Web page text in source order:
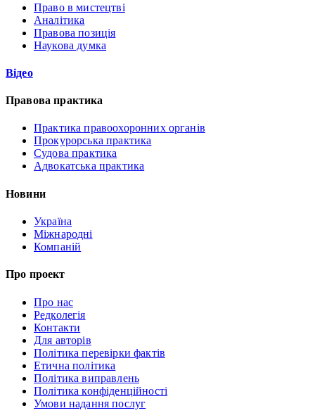
Право в мистецтві
Аналітика
Правова позиція
Наукова думка
Відео
Правова практика
Практика правоохоронних органів
Прокурорська практика
Судова практика
Адвокатська практика
Новини
Україна
Міжнародні
Компаній
Про проект
Про нас
Редколегія
Контакти
Для авторів
Політика перевірки фактів
Етична політика
Політика виправлень
Політика конфіденційності
Умови надання послуг